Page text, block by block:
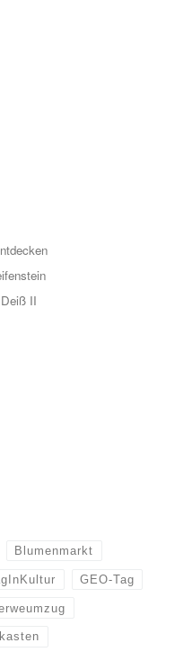
II
Blumenmarkt
GEO-Tag